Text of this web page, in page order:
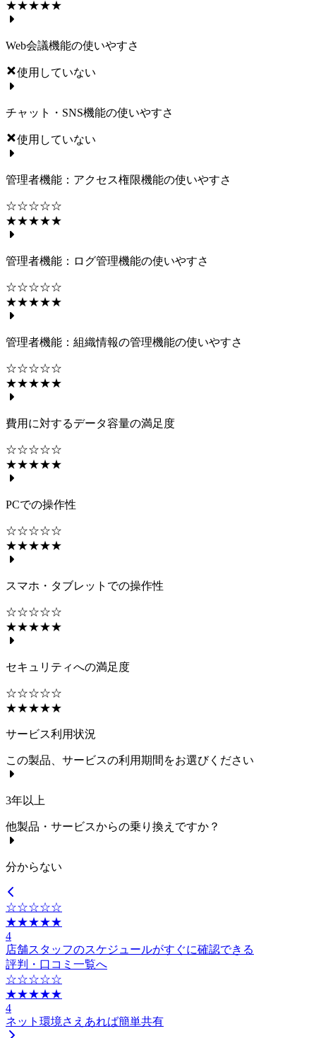
★★★★★
Web会議機能の使いやすさ
使用していない
チャット・SNS機能の使いやすさ
使用していない
管理者機能：アクセス権限機能の使いやすさ
☆☆☆☆☆
★★★★★
管理者機能：ログ管理機能の使いやすさ
☆☆☆☆☆
★★★★★
管理者機能：組織情報の管理機能の使いやすさ
☆☆☆☆☆
★★★★★
費用に対するデータ容量の満足度
☆☆☆☆☆
★★★★★
PCでの操作性
☆☆☆☆☆
★★★★★
スマホ・タブレットでの操作性
☆☆☆☆☆
★★★★★
セキュリティへの満足度
☆☆☆☆☆
★★★★★
サービス利用状況
この製品、サービスの利用期間をお選びください
3年以上
他製品・サービスからの乗り換えですか？
分からない
☆☆☆☆☆
★★★★★
4
店舗スタッフのスケジュールがすぐに確認できる
評判・口コミ一覧へ
☆☆☆☆☆
★★★★★
4
ネット環境さえあれば簡単共有